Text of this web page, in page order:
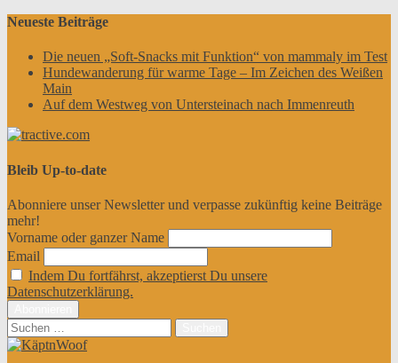
Neueste Beiträge
Die neuen „Soft-Snacks mit Funktion“ von mammaly im Test
Hundewanderung für warme Tage – Im Zeichen des Weißen
Main
Auf dem Westweg von Untersteinach nach Immenreuth
Bleib Up-to-date
Abonniere unser Newsletter und verpasse zukünftig keine Beiträge
mehr!
Vorname oder ganzer Name
Email
Indem Du fortfährst, akzeptierst Du unsere
Datenschutzerklärung.
Suchen
nach: